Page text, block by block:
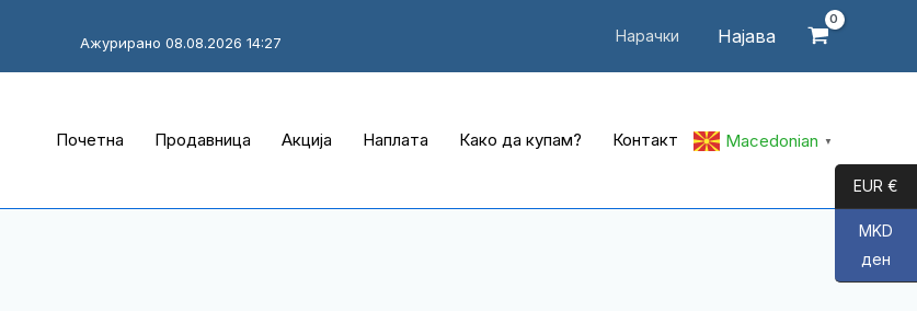
Нарачки Најава
Ажурирано 08.08.2026 14:27
Почетна Продавница Акција Наплата Како да купам? Контакт Macedonian ▼
EUR €
MKD
ден